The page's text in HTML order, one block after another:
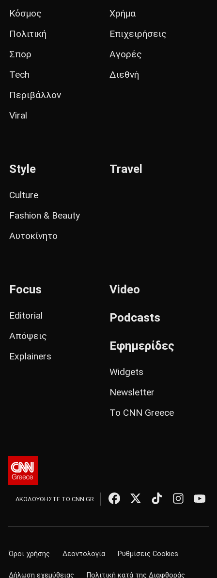
Κόσμος
Πολιτική
Σπορ
Tech
Περιβάλλον
Viral
Χρήμα
Επιχειρήσεις
Αγορές
Διεθνή
Style
Culture
Fashion & Beauty
Αυτοκίνητο
Travel
Focus
Editorial
Απόψεις
Explainers
Video
Podcasts
Εφημερίδες
Widgets
Newsletter
Το CNN Greece
ΑΚΟΛΟΥΘΗΣΤΕ ΤΟ CNN.GR
Όροι χρήσης Δεοντολογία Ρυθμίσεις Cookies
Δήλωση εχεμύθειας Πολιτική κατά της Διαφθοράς